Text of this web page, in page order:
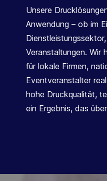
Unsere
Anwendung – ob im
Veranstaltungen. Wir
für lokale Firmen,
Eventveranstalter
hohe Druckqualität,
ein Ergebnis, das